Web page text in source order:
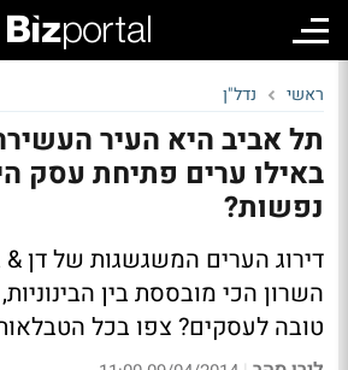
ראשי נדל"ן
תל אביב היא העיר
באילו ערים פתיחת עסק
נפשות?
דירוג הערים המשגשגות של דן
השרון הכי מובססת בין
טובה לעסקים? צפו בכל